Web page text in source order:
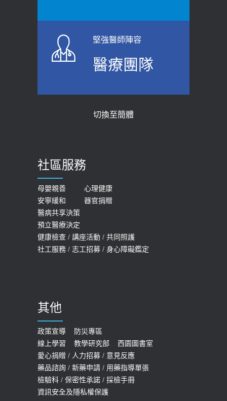
上班常待在冷氣房？小心泌尿道感染
醫示警：1病症嚴重恐喪命
2026-05-21
女性必看國健署公費懶人包！這幾項檢
查完全免費 沒做虧大了
2026-05-14
骨科魏志定主任接受專訪 【年代電視
質密度檢查！醫：注意5重點可逆轉
膝蓋退化有9大部位 骨科醫坦言：不
一定得換人工關節
2019-10-08
20歲迪士尼男星因癲癇猝逝 老人小
孩最好發、醫師點出8大前兆
2019-07-09
預約
2022-01-07
114年【公費流感及新冠疫苗】門診
預約
2025-09-30
堅強醫師陣容
醫療團隊
切換至簡體
社區服務
母嬰親善
心理健康
安寧緩和
器官捐贈
醫病共享決策
預立醫療決定
健康檢查 / 講座活動 / 共同照護
社工服務 / 志工招募 / 身心障礙鑑定
其他
政策宣導
防災專區
線上學習
教學研究部
西園圖書室
愛心捐贈 / 人力招募 / 意見反應
藥品諮詢 / 新藥申請 / 用藥指導單張
檢驗科 / 保密性承諾 / 採檢手冊
資訊安全及隱私權保護